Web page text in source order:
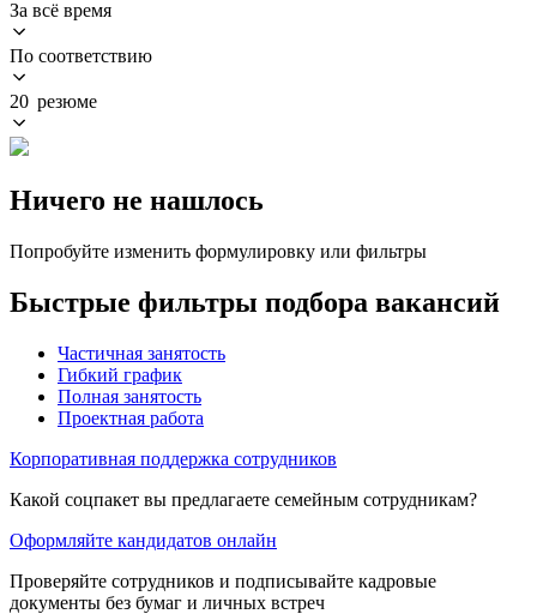
За всё время
По соответствию
20 резюме
Ничего не нашлось
Попробуйте изменить формулировку или фильтры
Быстрые фильтры подбора вакансий
Частичная занятость
Гибкий график
Полная занятость
Проектная работа
Корпоративная поддержка сотрудников
Какой соцпакет вы предлагаете семейным сотрудникам?
Оформляйте кандидатов онлайн
Проверяйте сотрудников и подписывайте кадровые
документы без бумаг и личных встреч